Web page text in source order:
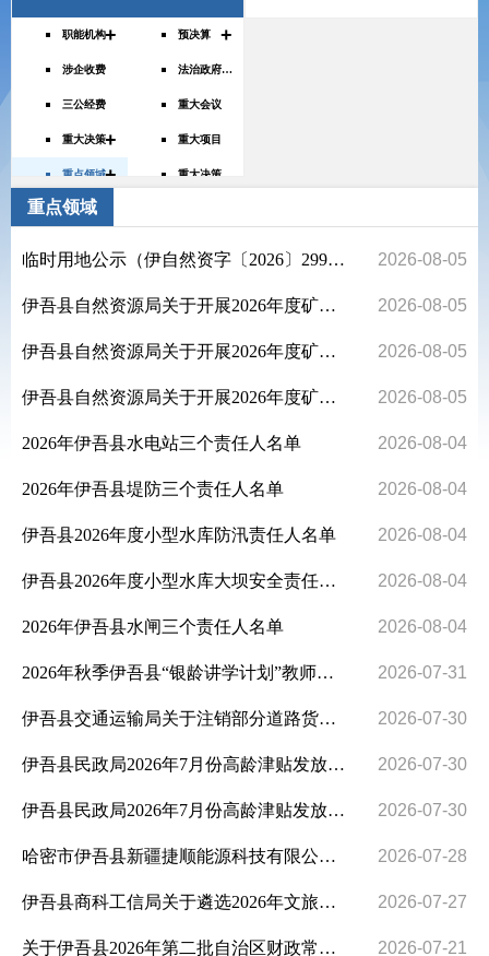
职能机构+ 预决算 +
涉企收费 法治政府建设年度报告
三公经费 重大会议
重大决策+ 重大项目
重点领域+
医疗卫生
乡村振兴
社会救助
教育领域
涉农补贴
环保公示
公共企事业单位信息公开
安全生产
优化营商环境
稳岗就业
养老服务
食品监管和药品监督
政府集中采购
+
公共文化服务和旅游
国有土地上房屋征收
产品质量
税收管理
公务员招录
规划信息
重点领域
临时用地公示（伊自然资字〔2026〕299号、伊自然资字〔2026〕300号） 2026-08-05
伊吾县自然资源局关于开展2026年度矿山地质环境保护与土地复垦“双随机、一公开”监督检查工作的公告 2026-08-05
伊吾县自然资源局关于开展2026年度矿山地质环境保护与土地复垦“双随机、一公开”监督检查工作的公告 2026-08-05
伊吾县自然资源局关于开展2026年度矿山地质环境保护与土地复垦“双随机、一公开”监督检查工作的公告 2026-08-05
2026年伊吾县水电站三个责任人名单 2026-08-04
2026年伊吾县堤防三个责任人名单 2026-08-04
伊吾县2026年度小型水库防汛责任人名单 2026-08-04
伊吾县2026年度小型水库大坝安全责任人名单 2026-08-04
2026年伊吾县水闸三个责任人名单 2026-08-04
2026年秋季伊吾县“银龄讲学计划”教师招募公告 2026-07-31
伊吾县交通运输局关于注销部分道路货物运输车辆《道路运输证》的公告 2026-07-30
伊吾县民政局2026年7月份高龄津贴发放公示表 2026-07-30
伊吾县民政局2026年7月份高龄津贴发放公示表 2026-07-30
哈密市伊吾县新疆捷顺能源科技有限公司“3·8”机械伤害亡人事故调查报告 2026-07-28
伊吾县商科工信局关于遴选2026年文旅消费券活动合作方的公告 2026-07-27
关于伊吾县2026年第二批自治区财政常态化帮扶资金分配计划的公示 2026-07-21